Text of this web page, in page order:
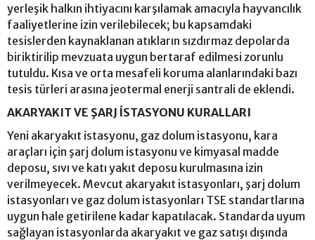
yerleşik halkın ihtiyacını karşılamak amacıyla hayvancılık
faaliyetlerine izin verilebilecek; bu kapsamdaki
tesislerden kaynaklanan atıkların sızdırmaz depolarda
biriktirilip mevzuata uygun bertaraf edilmesi zorunlu
tutuldu. Kısa ve orta mesafeli koruma alanlarındaki bazı
tesis türleri arasına jeotermal enerji santrali de eklendi.
AKARYAKIT VE ŞARJ İSTASYONU KURALLARI
Yeni akaryakıt istasyonu, gaz dolum istasyonu, kara
araçları için şarj dolum istasyonu ve kimyasal madde
deposu, sıvı ve katı yakıt deposu kurulmasına izin
verilmeyecek. Mevcut akaryakıt istasyonları, şarj dolum
istasyonları ve gaz dolum istasyonları TSE standartlarına
uygun hale getirilene kadar kapatılacak. Standarda uyum
sağlayan istasyonlarda akaryakıt ve gaz satışı dışında